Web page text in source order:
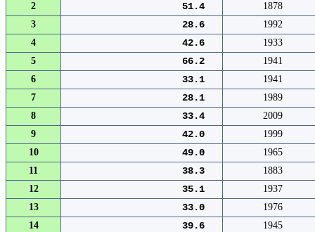
2
51.4
1878
3
28.6
1992
4
42.6
1933
5
66.2
1941
6
33.1
1941
7
28.1
1989
8
33.4
2009
9
42.0
1999
10
49.0
1965
11
38.3
1883
12
35.1
1937
13
33.0
1976
14
39.6
1945